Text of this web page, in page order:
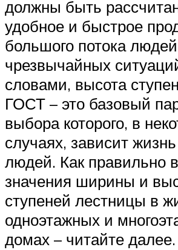
должны быть
удобное и быстрое
большого потока
чрезвычайных
словами, высота
ГОСТ – это базовый
выбора которого, в
случаях, зависит
людей. Как правильно
значения ширины и
ступеней лестницы в
одноэтажных и
домах – читайте далее.